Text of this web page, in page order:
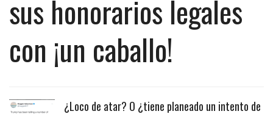
sus honorarios legales
con ¡un caballo!
¿Loco de atar? O ¿tiene planeado un intento de